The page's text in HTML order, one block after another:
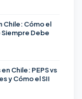
Chile: Cómo el
Siempre Debe
Chile: PEPS vs
y Cómo el SII